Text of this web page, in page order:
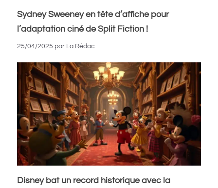
Sydney Sweeney en tête d’affiche pour
l’adaptation ciné de Split Fiction !
25/04/2025 par La Rédac
Disney bat un record historique avec la